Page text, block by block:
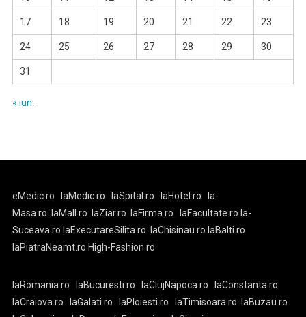
17 18 19 20 21 22 23
24 25 26 27 28 29 30
31
« iun.
eMedic.ro laMedic.ro laSpital.ro laHotel.ro
la-
Masa.ro
laMall.ro laZiar.ro laFirma.ro laFacultate.ro la-
Suceava.ro laExecutareSilita.ro laChisinau.ro laBalti.ro
laPiatraNeamt.ro High-Fashion.ro
laRomania.ro laBucuresti.ro laClujNapoca.ro
laConstanta.ro
laCraiova.ro
laGalati.ro laPloiesti.ro laTimisoara.ro
laBuzau.ro